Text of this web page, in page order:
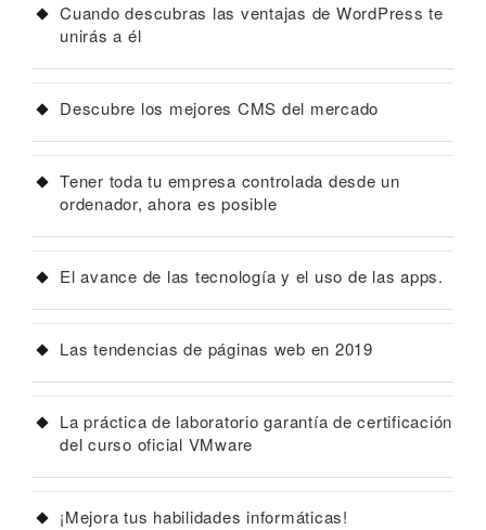
Cuando descubras las ventajas de WordPress te
unirás a él
Descubre los mejores CMS del mercado
Tener toda tu empresa controlada desde un
ordenador, ahora es posible
El avance de las tecnología y el uso de las apps.
Las tendencias de páginas web en 2019
La práctica de laboratorio garantía de certificación
del curso oficial VMware
¡Mejora tus habilidades informáticas!